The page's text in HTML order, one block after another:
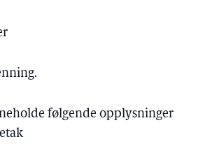
følgende opplysninger